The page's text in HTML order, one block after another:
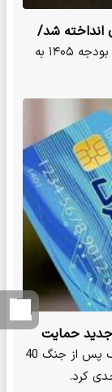
انداخته شد/
بود؟ تکالیف قانونی بانک مرکزی در مورد کالابرگ در بودجه ۱۴۰۵ به
جدید حمایت
رشد 17 درصدی قیمت کالاهای مشمول کالابرگ پس از جنگ 40
کرد.